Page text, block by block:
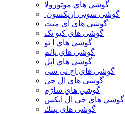
گوشي هاي موتورولا
گوشي سوني اريكسون
گوشي هاي آی میت
گوشي هاي کیو تک
گوشي هاي ا تو
گوشي هاي پالم
گوشي هاي اپل
گوشي هاي اچ تی سی
گوشي هاي ال جی
گوشي هاي ساژم
گوشي هاي جي ال ايكس
گوشی های پنتك